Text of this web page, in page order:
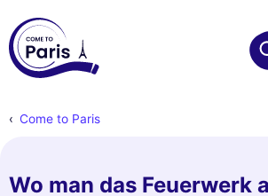
Come to Paris
Wo man das Feuerwerk